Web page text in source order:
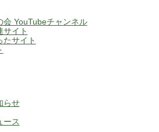
会 YouTubeチャンネル
サイト
たサイト
らせ
ース